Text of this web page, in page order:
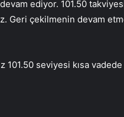
ediyor. 101.50
Geri çekilmenin devam
101.50 seviyesi kısa